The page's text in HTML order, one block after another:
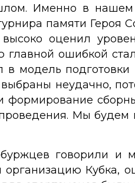
Именно в
памяти Героя
оценил
ошибкой
в модель
неудачно,
формирование
Мы будем
говорили и
организацию Кубка,